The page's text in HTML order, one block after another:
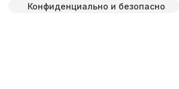
Конфиденциально и безопасно